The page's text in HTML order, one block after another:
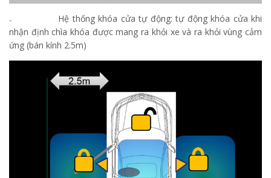
₋ Hệ thống khóa cửa tự động: tự động khóa cửa khi
nhận định chìa khóa được mang ra khỏi xe và ra khỏi vùng cảm
ứng (bán kính 2.5m)